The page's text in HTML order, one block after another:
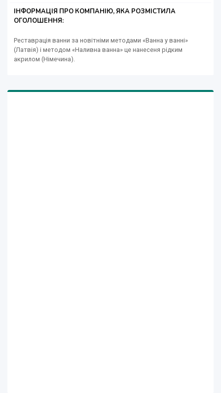
ІНФОРМАЦІЯ ПРО КОМПАНІЮ, ЯКА РОЗМІСТИЛА
ОГОЛОШЕННЯ:
Реставрація ванни за новітніми методами «Ванна у ванні»
(Латвія) і методом «Наливна ванна» це нанесеня рідким
акрилом (Німечина).